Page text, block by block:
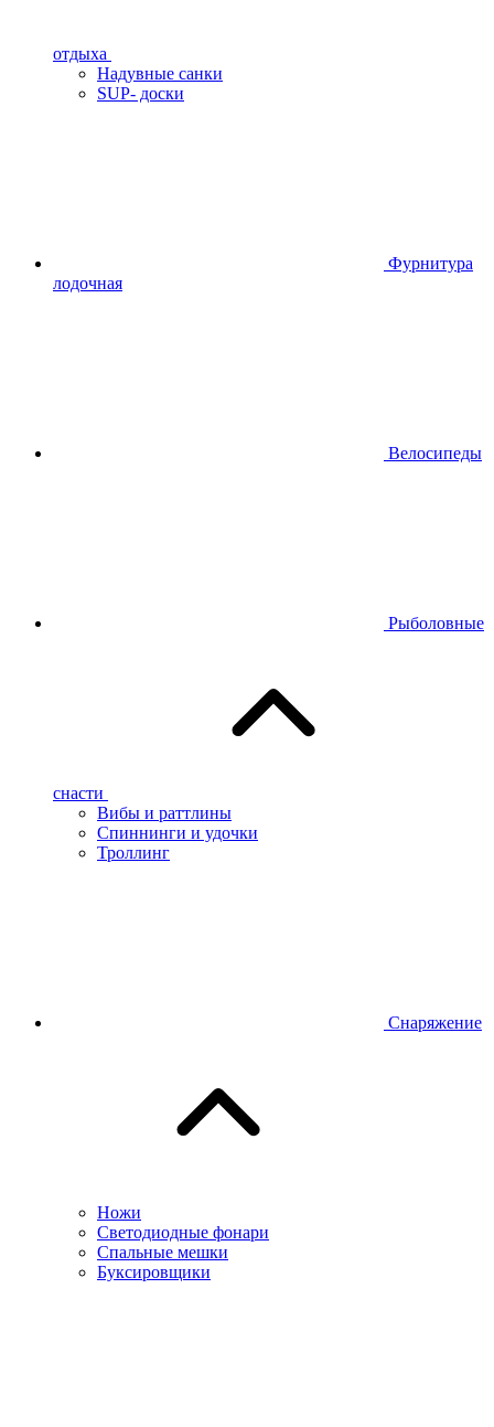
отдыха
Надувные санки
SUP- доски
Фурнитура
лодочная
Велосипеды
Рыболовные
снасти
Вибы и раттлины
Спиннинги и удочки
Троллинг
Снаряжение
Ножи
Светодиодные фонари
Спальные мешки
Буксировщики